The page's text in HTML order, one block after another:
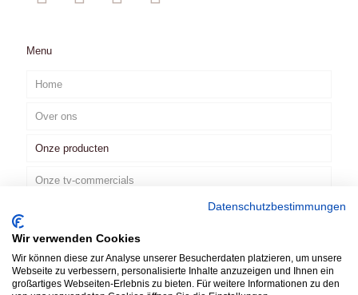
Menu
Home
Over ons
Onze producten
Onze tv-commercials
NL
Datenschutzbestimmungen
Wir verwenden Cookies
Wir können diese zur Analyse unserer Besucherdaten platzieren, um unsere
Webseite zu verbessern, personalisierte Inhalte anzuzeigen und Ihnen ein
großartiges Webseiten-Erlebnis zu bieten. Für weitere Informationen zu den